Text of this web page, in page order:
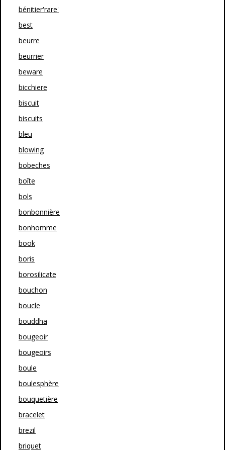
bénitier'rare'
best
beurre
beurrier
beware
bicchiere
biscuit
biscuits
bleu
blowing
bobeches
boîte
bols
bonbonnière
bonhomme
book
boris
borosilicate
bouchon
boucle
bouddha
bougeoir
bougeoirs
boule
boulesphère
bouquetière
bracelet
brezil
briquet